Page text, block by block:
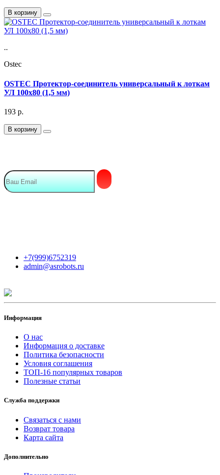
В корзину
..
Ostec
OSTEC Протектор-соединитель универсальный к лоткам
УЛ 100х80 (1,5 мм)
193 р.
В корзину
+7(999)6752319
admin@asrobots.ru
Информация
О нас
Информация о доставке
Политика безопасности
Условия соглашения
ТОП-16 популярных товаров
Полезные статьи
Служба поддержки
Связаться с нами
Возврат товара
Карта сайта
Дополнительно